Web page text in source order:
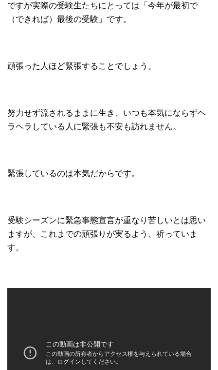
ですが実際の受験生たちにとっては「今年が最初で
（できれば）最後の受験」です。
頑張った人ほど緊張することでしょう。
努力せず流されるままに生き、いつも本気にならずヘ
ラヘラしている人に緊張も不安も訪れません。
緊張しているのは本気だからです。
受験シーズンに緊急事態宣言が重なり苦しいとは思い
ますが、これまでの頑張りが実るよう、祈っていま
す。